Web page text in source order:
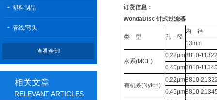
塑料制品
管线/弯头
查看全部
相关文章
RELEVANT ARTICLES
订货信息：
WondaDisc 针式过滤器
类 型 孔 径
内 径
13mm
水系(MCE)
0.22μm8810-11322
0.45μm8810-11345
有机系(Nylon)
0.22μm8810-
0.45μm8810-